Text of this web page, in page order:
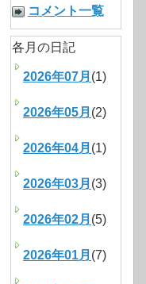
コメント一覧
各月の日記
2026年07月 (1)
2026年05月 (2)
2026年04月 (1)
2026年03月 (3)
2026年02月 (5)
2026年01月 (7)